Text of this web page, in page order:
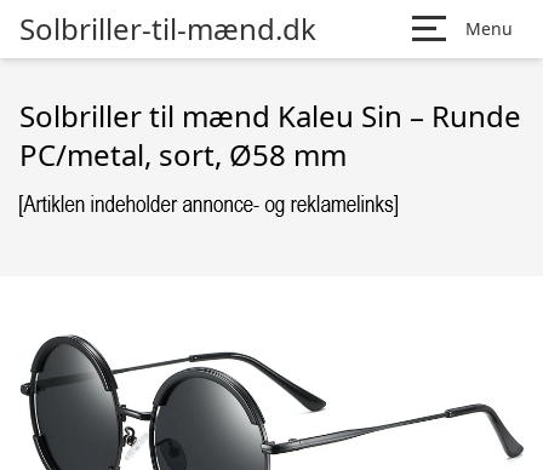
Solbriller-til-mænd.dk Menu
Solbriller til mænd Kaleu Sin – Runde
PC/metal, sort, Ø58 mm